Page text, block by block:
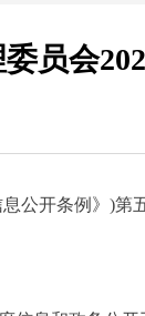
员会
公开条例》)第